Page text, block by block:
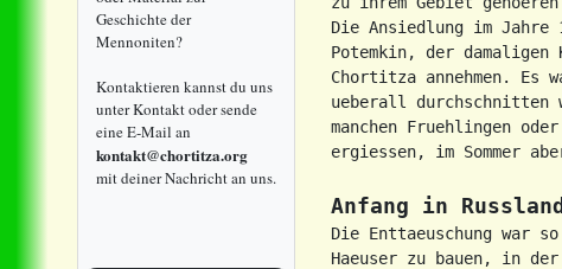
Geschichte der
Mennoniten?
Kontaktieren kannst du uns
unter Kontakt oder sende
eine E-Mail an
kontakt@chortitza.org
mit deiner Nachricht an uns.
Die Ansiedlung im Jahre
Potemkin, der damaligen
Chortitza annehmen. Es
ueberall durchschnitten
manchen Fruehlingen
ergiessen, im Sommer
Anfang in Russland
Die Enttaeuschung war
Haeuser zu bauen, in